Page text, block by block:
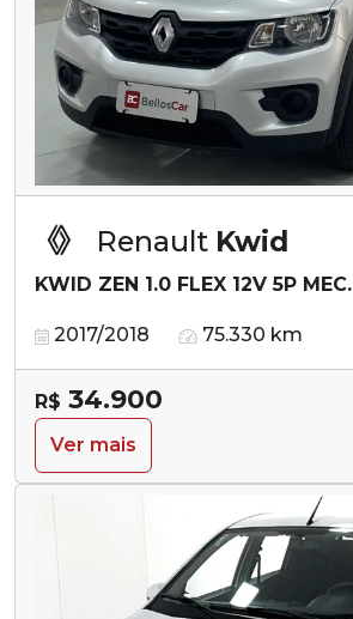
Renault Kwid
KWID ZEN 1.0 FLEX 12V 5P MEC.
2017/2018 75.330 km
R$ 34.900
Ver mais